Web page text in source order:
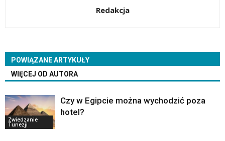
Redakcja
POWIĄZANE ARTYKUŁY
WIĘCEJ OD AUTORA
Zwiedzanie
Tunezji
Czy w Egipcie można wychodzić poza
hotel?